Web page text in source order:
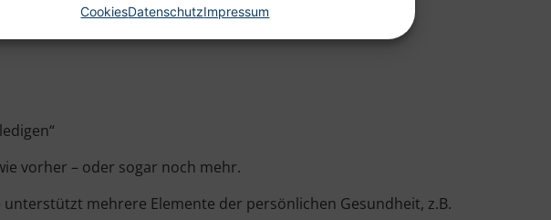
CookiesDatenschutzImpressum
vorher – oder sogar noch mehr.
unterstützt mehrere Elemente der persönlichen Gesundheit, z.B.